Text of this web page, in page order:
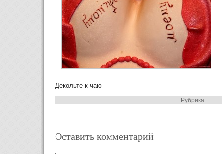
Декольте к чаю
Рубрика:
Оставить комментарий